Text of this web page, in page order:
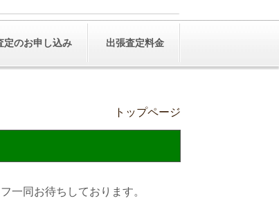
定のお申し込み 出張査定料金
トップページ
一同お待ちしております。